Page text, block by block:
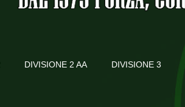
DIVISIONE 2 AA DIVISIONE 3